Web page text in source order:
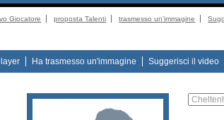
Giocatore proposta Talenti trasmesso un'immagine
Ha trasmesso un'immagine Suggerisci il video